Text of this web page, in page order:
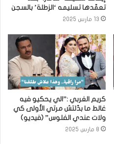
تعمّدها تسليمه ‘الزطلة’ بالسجن
13 مارس 2025
كريم الغربي :”الي يحكيو فيه
غالط ما بدّلتش مرتي الأولى كي
ولات عندي الفلوس” (فيديو)
8 مارس 2025